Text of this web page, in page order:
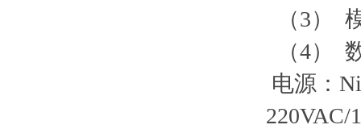
（3）
（4）
电源：
220VAC/